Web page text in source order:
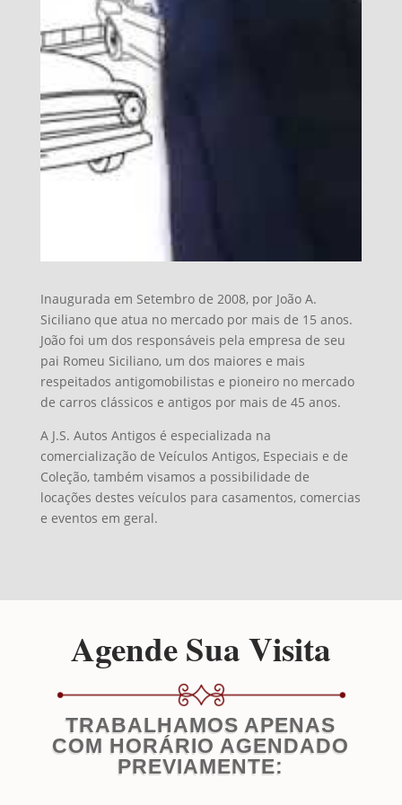
Inaugurada em Setembro de 2008, por João A.
Siciliano que atua no mercado por mais de 15 anos.
João foi um dos responsáveis pela empresa de seu
pai Romeu Siciliano, um dos maiores e mais
respeitados antigomobilistas e pioneiro no mercado
de carros clássicos e antigos por mais de 45 anos.
A J.S. Autos Antigos é especializada na
comercialização de Veículos Antigos, Especiais e de
Coleção, também visamos a possibilidade de
locações destes veículos para casamentos, comercias
e eventos em geral.
Agende Sua Visita
TRABALHAMOS APENAS
COM HORÁRIO AGENDADO
PREVIAMENTE: